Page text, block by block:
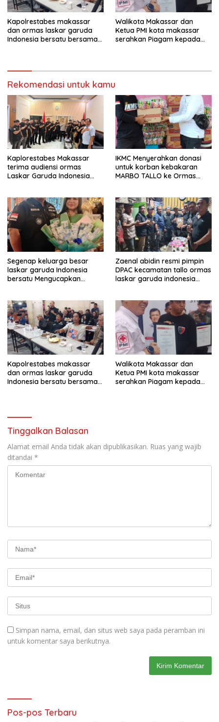
Kapolrestabes makassar
dan ormas laskar garuda
Indonesia bersatu bersama
kota makassar.
Walikota Makassar dan
Ketua PMI kota makassar
serahkan Piagam kepada
Rekomendasi untuk kamu
Kaplorestabes Makassar
terima audiensi ormas
Laskar Garuda Indonesia
IKMC Menyerahkan donasi
untuk korban kebakaran
MARBO TALLO ke Ormas
Segenap keluarga besar
laskar garuda Indonesia
bersatu Mengucapkan
(Andi Sumarni).
Zaenal abidin resmi pimpin
DPAC kecamatan tallo ormas
laskar garuda indonesia
Kapolrestabes makassar
dan ormas laskar garuda
Indonesia bersatu bersama
kota makassar.
Walikota Makassar dan
Ketua PMI kota makassar
serahkan Piagam kepada
Tinggalkan Balasan
Alamat email Anda tidak akan dipublikasikan. Ruas yang wajib
ditandai *
Simpan nama, email, dan situs web saya pada peramban ini
untuk komentar saya berikutnya.
Pos-pos Terbaru